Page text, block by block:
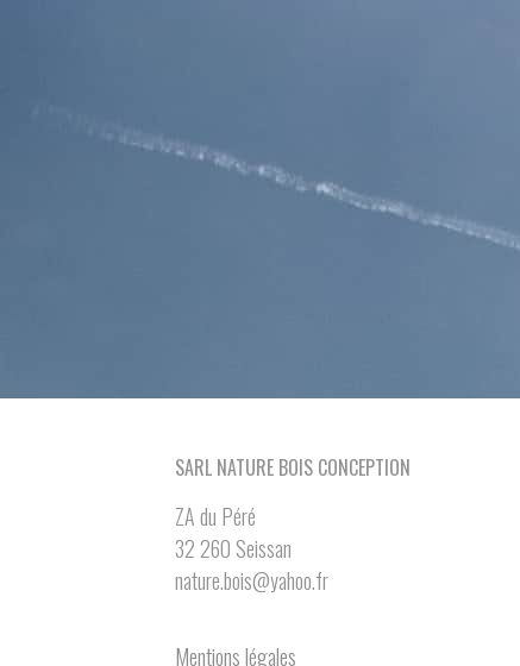
SARL NATURE BOIS CONCEPTION
ZA du Péré
32 260 Seissan
nature.bois@yahoo.fr
Mentions légales